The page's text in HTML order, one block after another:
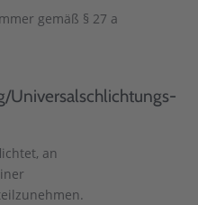
gemäß § 27 a
Universal­schlichtungs­
an